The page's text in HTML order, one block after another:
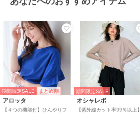
期間限定SALE まとめ割
アロッタ
【４つの機能付】ひんやりフ
期間限定SALE
オシャレボ
【紫外線カット率99％以上】